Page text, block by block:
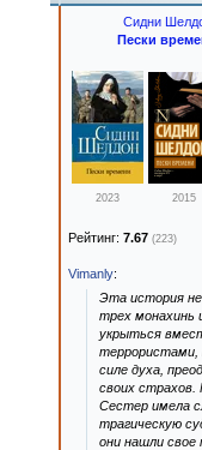
Сидни
Пески
2023 2015
Рейтинг: 7.67 (223)
Vimanly:
Эта история
трех монахинь
укрыться
террористами,
силе духа,
своих страхов.
Сестер имела
трагическую
они нашли свое